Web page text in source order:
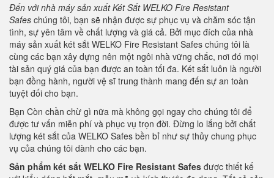
Đến với nhà máy sản xuất Két Sắt WELKO Fire Resistant
Safes chúng tôi, bạn sẽ nhận được sự phục vụ và chăm sóc tận
tình, sự yên tâm về chất lượng và giá cả. Bởi mục đích của nhà
máy sản xuất két sắt WELKO Fire Resistant Safes chúng tôi là
cùng các bạn xây dựng nên một ngôi nhà vững chắc, nơi đó mọi
tài sản quý giá của bạn được an toàn tối đa. Két sắt luôn là người
bạn đồng hành, người vệ sĩ trung thành mang đến sự an toàn
tuyệt đối cho bạn.
Bạn Còn chần chừ gì nữa mà không gọi ngay cho chúng tôi để
được tư vấn miễn phí và phục vụ trọn đời. Đừng lo lắng bởi chất
lượng két sắt của WELKO Safes bền bỉ như sự thủy chung phục
vụ của chúng tôi dành cho các bạn.
Sản phẩm két sắt WELKO Fire Resistant Safes được thiết kế